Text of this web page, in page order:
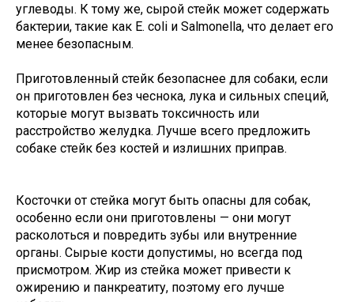
углеводы. К тому же, сырой стейк может содержать
бактерии, такие как E. coli и Salmonella, что делает его
менее безопасным.
Приготовленный стейк безопаснее для собаки, если
он приготовлен без чеснока, лука и сильных специй,
которые могут вызвать токсичность или
расстройство желудка. Лучше всего предложить
собаке стейк без костей и излишних приправ.
Косточки от стейка могут быть опасны для собак,
особенно если они приготовлены — они могут
расколоться и повредить зубы или внутренние
органы. Сырые кости допустимы, но всегда под
присмотром. Жир из стейка может привести к
ожирению и панкреатиту, поэтому его лучше